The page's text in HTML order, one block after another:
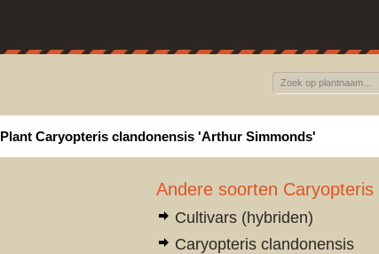
Plant Caryopteris clandonensis 'Arthur Simmonds'
Andere soorten Caryopteris
Cultivars (hybriden)
Caryopteris clandonensis